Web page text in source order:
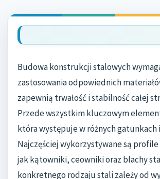
Budowa konstrukcji stalowych
zastosowania odpowiednich
zapewnią trwałość i stabilność całej
Przede wszystkim kluczowym
która występuje w różnych gatunkach
Najczęściej wykorzystywane są
jak kątowniki, ceowniki oraz blachy
konkretnego rodzaju stali zależy od